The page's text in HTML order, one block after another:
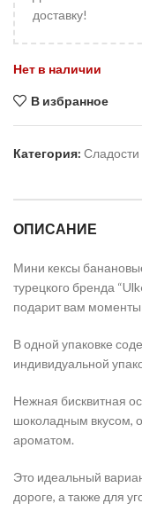
доставку!
Нет в наличии
В избранное
Категория: Сладости
ОПИСАНИЕ
Мини кексы
турецкого бренда
подарит вам моменты
В одной упаковке
индивидуальной
Нежная бисквитная
шоколадным вкусом,
ароматом.
Это идеальный
дороге, а также для